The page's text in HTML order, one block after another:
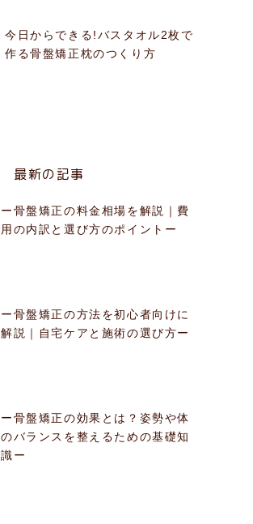
今日からできる!バスタオル2枚で
作る骨盤矯正枕のつくり方
最新の記事
ー骨盤矯正の料金相場を解説｜費
用の内訳と選び方のポイントー
ー骨盤矯正の方法を初心者向けに
解説｜自宅ケアと施術の選び方ー
ー骨盤矯正の効果とは？姿勢や体
のバランスを整えるための基礎知
識ー